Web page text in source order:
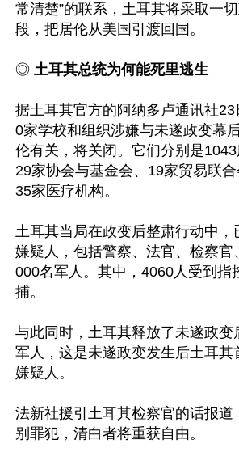
常清楚”的联系，土耳其将采取一
段，把居伦从美国引渡回国。
◎ 土耳其总统为何能死里逃生
据土耳其官方的阿纳多卢通讯社
0家学校和组织涉嫌与未遂政变幕
伦有关，将关闭。它们分别是
29家协会与基金会、19家贸易联
35家医疗机构。
土耳其当局在政变后整肃行动中，
嫌疑人，包括警察、法官、检察官
000名军人。其中，4060人受到指
捕。
与此同时，土耳其释放了未遂政变
军人，这是未遂政变发生后土耳其
嫌疑人。
法新社援引土耳其检察官的话报道
别罪犯，清白者将重获自由。